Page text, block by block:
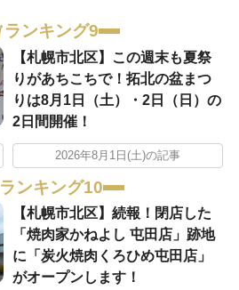
ランキング9
【札幌市北区】この週末も夏祭
りがあちこちで！拓北の盆まつ
りは8月1日（土）・2日（日）の
2日間開催！
2026年8月1日(土)の記事
ランキング10
【札幌市北区】続報！閉店した
「焼肉家かねよし 屯田店」跡地
に「炭火焼肉くろひめ屯田店」
がオープンします！